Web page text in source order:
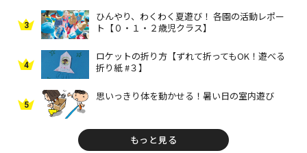
3
ひんやり、わくわく夏遊び！ 各園の活動レポー
ト【０・１・２歳児クラス】
4
ロケットの折り方【ずれて折ってもOK！遊べる
折り紙 #３】
5
思いっきり体を動かせる！暑い日の室内遊び
もっと見る